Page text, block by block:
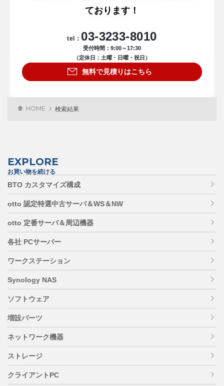
ております！
tel： 03-3233-8010
受付時間：9:00～17:30
（定休日：土曜・日曜・祝日）
無料で見積りはこちら
HOME 検索結果
EXPLORE
お買い物を続ける
BTO カスタマイズ構成
otto 認定特選中古サーバ＆WS＆NW
otto 定番サーバ＆周辺機器
各社 PCサーバー
ワークステーション
Synology NAS
ソフトウェア
増設パーツ
ネットワーク機器
ストレージ
クライアントPC